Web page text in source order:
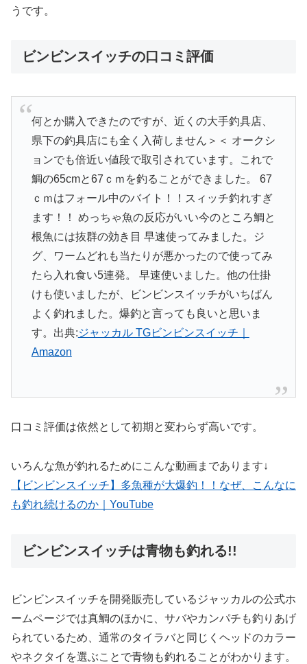
うです。
ビンビンスイッチの口コミ評価
何とか購入できたのですが、近くの大手釣具店、
県下の釣具店にも全く入荷しません＞＜ オークシ
ョンでも倍近い値段で取引されています。これで
鯛の65cmと67ｃｍを釣ることができました。 67
ｃｍはフォール中のバイト！！スィッチ釣れすぎ
ます！！ めっちゃ魚の反応がいい今のところ鯛と
根魚には抜群の効き目 早速使ってみました。ジ
グ、ワームどれも当たりが悪かったので使ってみ
たら入れ食い5連発。 早速使いました。他の仕掛
けも使いましたが、ビンビンスイッチがいちばん
よく釣れました。爆釣と言っても良いと思いま
す。出典:ジャッカル TGビンビンスイッチ｜
Amazon
口コミ評価は依然として初期と変わらず高いです。
いろんな魚が釣れるためにこんな動画まであります↓
【ビンビンスイッチ】多魚種が大爆釣！！なぜ、こんなに
も釣れ続けるのか｜YouTube
ビンビンスイッチは青物も釣れる!!
ビンビンスイッチを開発販売しているジャッカルの公式ホ
ームページでは真鯛のほかに、サバやカンパチも釣りあげ
られているため、通常のタイラバと同じくヘッドのカラー
やネクタイを選ぶことで青物も釣れることがわかります。